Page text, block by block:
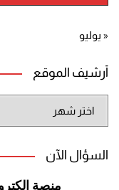
« يوليو
أرشيف الموقع
الموقع
السؤال الآن
منصة